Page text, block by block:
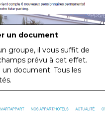
un document
groupe, il vous suffit de
prévu à cet effet.
document. Tous les